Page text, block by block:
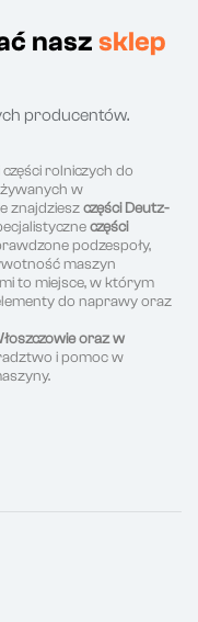
nasz sklep
producentów.
rolniczych do
w
znajdzieszczęści Deutz-
części
podzespoły,
maszyn
to miejsce, w którym
do naprawy oraz
oraz w
i pomoc w